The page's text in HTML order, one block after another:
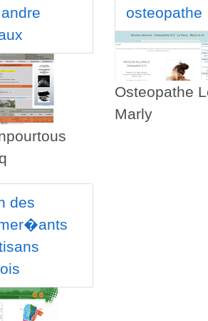
osteopathe
Osteopathe
Marly
des